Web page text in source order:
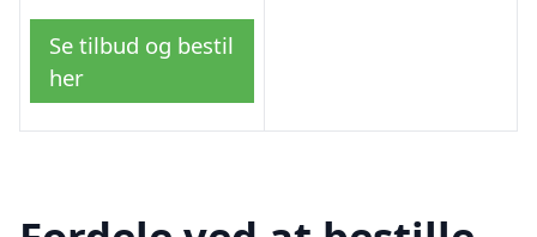
Se tilbud og bestil
her